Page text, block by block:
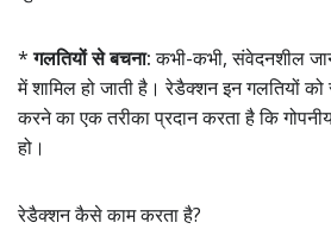
*गलतियों से बचना:कभी-कभी, संवेदनशील
में शामिल हो जाती है। रेडैक्शन इन गलतियों
करने का एक तरीका प्रदान करता है कि
हो।
रेडैक्शन कैसे काम करता है?